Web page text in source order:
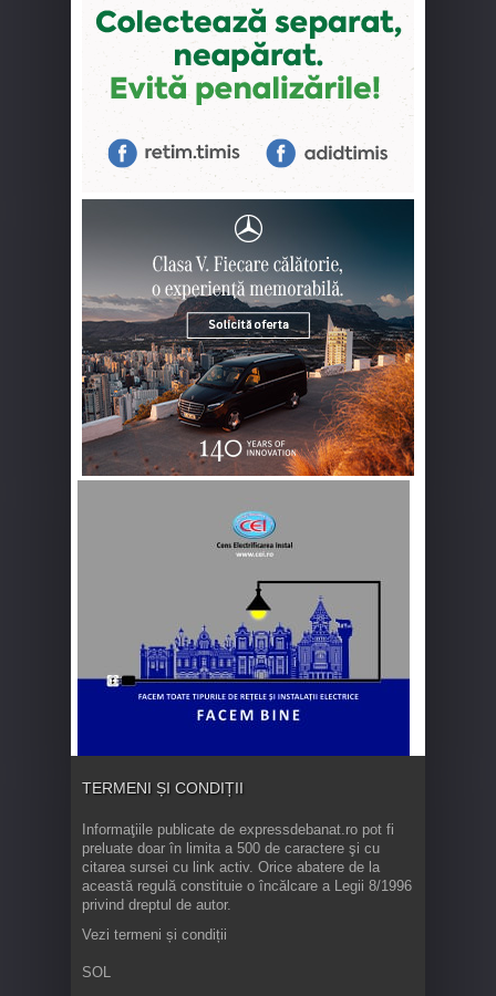
TERMENI ȘI CONDIȚII
Informaţiile publicate de expressdebanat.ro pot fi
preluate doar în limita a 500 de caractere şi cu
citarea sursei cu link activ. Orice abatere de la
această regulă constituie o încălcare a Legii 8/1996
privind dreptul de autor.
Vezi termeni și condiții
SOL